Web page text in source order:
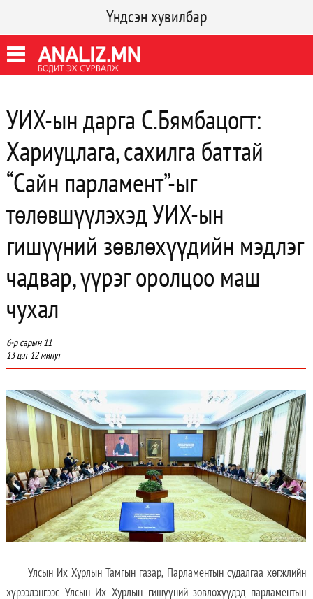
Үндсэн хувилбар
УИХ-ын дарга С.Бямбацогт:
Хариуцлага, сахилга баттай
“Сайн парламент”-ыг
төлөвшүүлэхэд УИХ-ын
гишүүний зөвлөхүүдийн мэдлэг
чадвар, үүрэг оролцоо маш
чухал
6-р сарын 11
13 цаг 12 минут
Улсын Их Хурлын Тамгын газар, Парламентын судалгаа хөгжлийн
хүрээлэнгээс Улсын Их Хурлын гишүүний зөвлөхүүдэд парламентын